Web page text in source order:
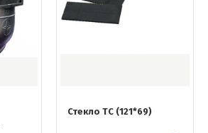
Стекло ТС (121*69)